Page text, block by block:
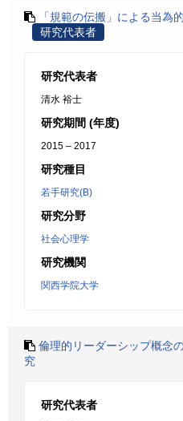
「規範の伝搬」による当為
研究代表者
研究代表者
清水 裕士
研究期間 (年度)
2015 – 2017
研究種目
若手研究(B)
研究分野
社会心理学
研究機関
関西学院大学
倫理的リーダーシップ概念
究
研究代表者